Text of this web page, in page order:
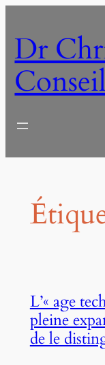
contenu
Dr
L’« age
pleine
de le